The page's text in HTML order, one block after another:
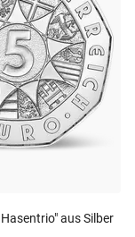
aus Silber